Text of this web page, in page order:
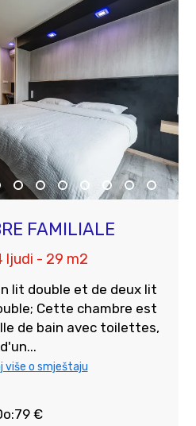
FAMILIALE
ljudi - 29 m2
lit double et de deux lit
Cette chambre est
de bain avec toilettes,
d'un...
više o smještaju
€